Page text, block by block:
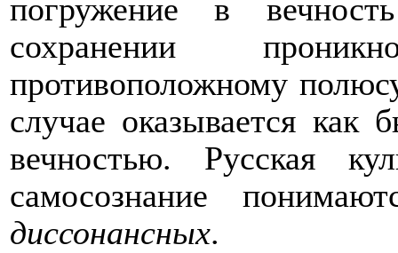
погружение в
сохранении
противоположному
случае оказывается
вечностью. Русская
самосознание
диссонансных.